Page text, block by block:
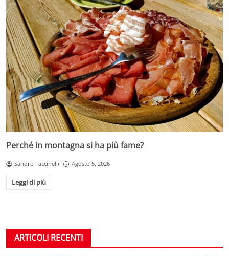
Perché in montagna si ha più fame?
Sandro Faccinelli Agosto 5, 2026
Leggi di più
ARTICOLI RECENTI